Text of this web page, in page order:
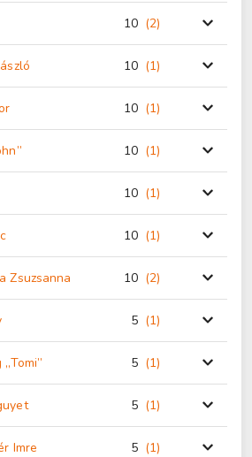
10 (2)
10 (1)
10 (1)
10 (1)
10 (1)
10 (1)
Zsuzsanna 10 (2)
5 (1)
5 (1)
5 (1)
Imre 5 (1)